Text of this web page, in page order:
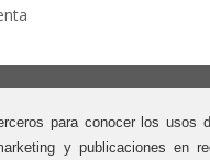
Por
de pago
de envío
para conocer los
y publicaciones en